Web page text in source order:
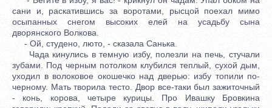
сани и, раскатившись за воротами, рысцой поехал мимо
осыпанных снегом высоких елей на усадьбу сына
дворянского Волкова.
- Ой, студено, люто, - сказала Санька.
Чада кинулись в темную избу, полезли на печь, стучали
зубами. Под черным потолком клубился теплый, сухой дым,
уходил в волоковое окошечко над дверью: избу топили по-
черному. Мать творила тесто. Двор все-таки был зажиточный
- конь, корова, четыре курицы. Про Ивашку Бровкина